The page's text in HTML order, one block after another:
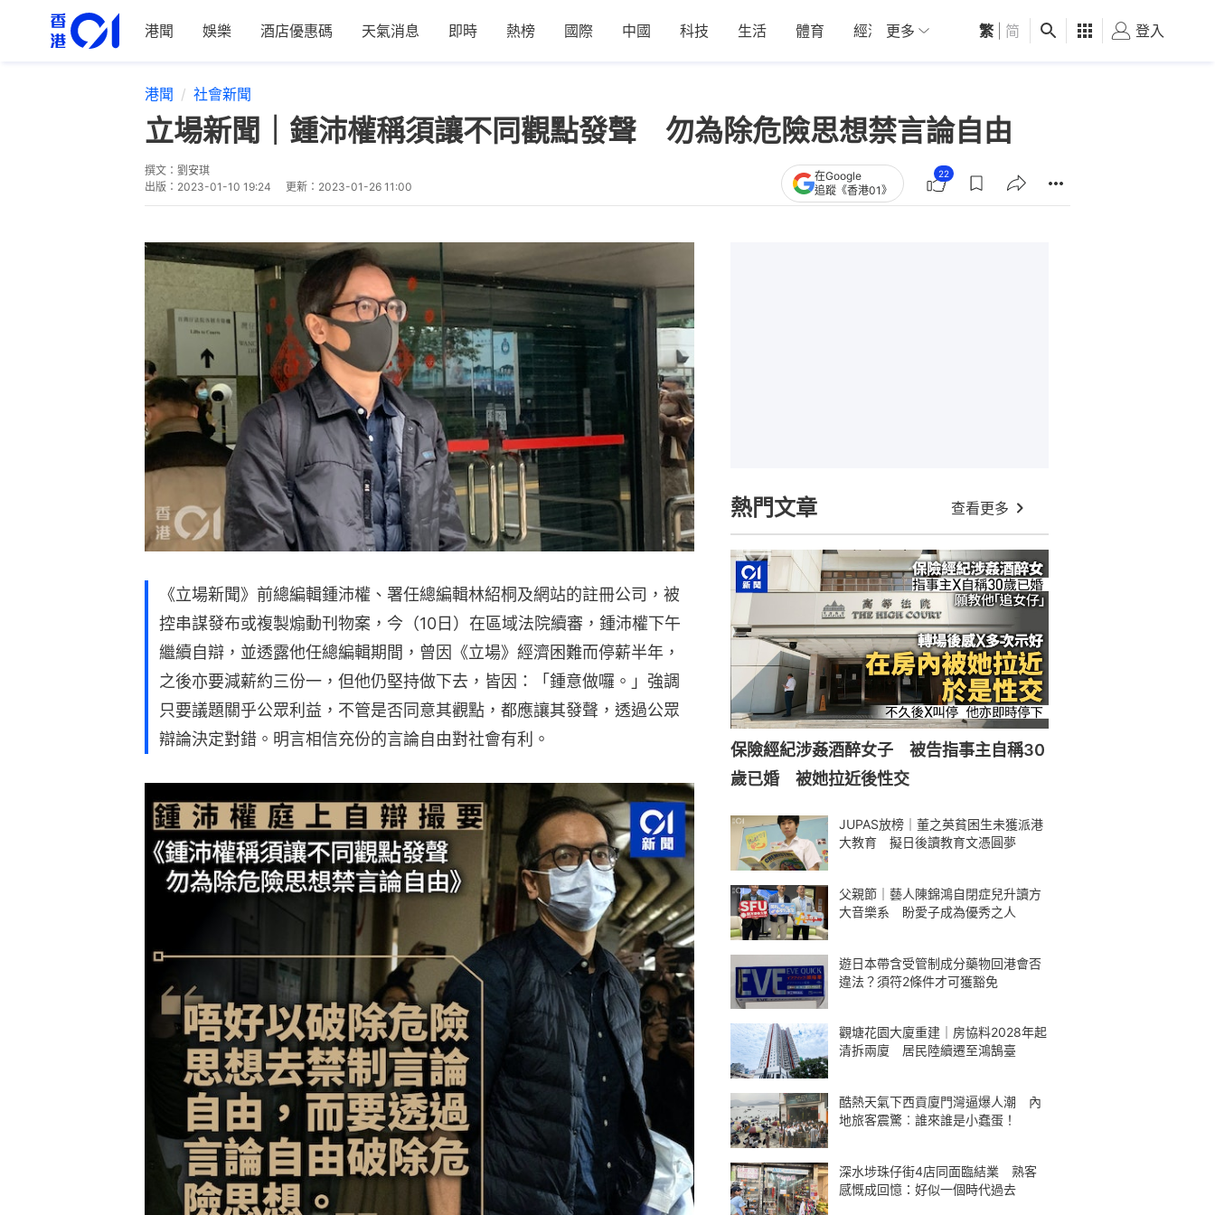
港聞 娛樂 酒店優惠碼 天氣消息 即時 熱榜 國際 中國 科技 生活 體育 經濟 01深圳 觀點 健康 好食玩飛
更多 繁 简 登入
港聞 社會新聞
立場新聞｜鍾沛權稱須讓不同觀點發聲 勿為除危險思想禁言論自由
撰文： 劉安琪
出版： 2023-01-10 19:24 更新： 2023-01-26 11:00
在Google
追蹤《香港01》
22
《立場新聞》前總編輯鍾沛權、署任總編輯林紹桐及網站的註冊公司，被
控串謀發布或複製煽動刊物案，今（10日）在區域法院續審，鍾沛權下午
繼續自辯，並透露他任總編輯期間，曾因《立場》經濟困難而停薪半年，
之後亦要減薪約三份一，但他仍堅持做下去，皆因：「鍾意做囉。」強調
只要議題關乎公眾利益，不管是否同意其觀點，都應讓其發聲，透過公眾
辯論決定對錯。明言相信充份的言論自由對社會有利。
熱門文章 查看更多
保險經紀涉姦酒醉女子 被告指事主自稱30
歲已婚 被她拉近後性交
JUPAS放榜｜董之英貧困生未獲派港
大教育 擬日後讀教育文憑圓夢
父親節｜藝人陳錦鴻自閉症兒升讀方
大音樂系 盼愛子成為優秀之人
遊日本帶含受管制成分藥物回港會否
違法？須符2條件才可獲豁免
觀塘花園大廈重建｜房協料2028年起
清拆兩廈 居民陸續遷至鴻鵠臺
酷熱天氣下西貢廈門灣逼爆人潮 內
地旅客震驚︰誰來誰是小蠢蛋！
深水埗珠仔街4店同面臨結業 熟客
感慨成回憶：好似一個時代過去